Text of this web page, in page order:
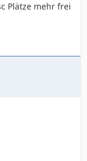
Plätze mehr frei